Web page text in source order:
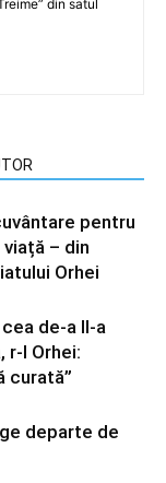
din satul
pentru
– din
Orhei
de-a II-a
r-l Orhei:
curată”
departe de